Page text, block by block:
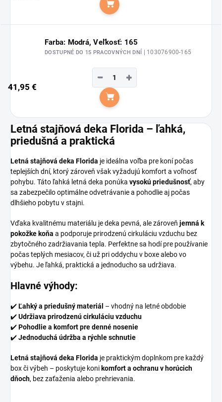
Do košíka
Farba: Modrá, Veľkosť: 165
DOSTUPNÉ DO 15 PRACOVNÝCH DNÍ | 103076900-165
41,95 €
+
−
Do košíka
Letná stajňová deka Florida – ľahká,
priedušná a praktická
Letná stajňová deka Florida je ideálna voľba pre koní počas
teplejších dní, ktorý zároveň však vyžadujú komfort a voľnosť
pohybu. Táto ľahká letná deka ponúka vysokú priedušnosť, aby
sa zabezpečilo optimálne odvetrávanie a pohodlie aj počas
dlhšieho pobytu v stajni.
Vďaka kvalitnému materiálu je deka pevná, ale zároveň jemná k
pokožke koňa a podporuje prirodzenú cirkuláciu vzduchu bez
zbytočného zadržiavania tepla. Perfektne sa hodí pre používanie
počas teplých mesiacov, či už pri oddychu v boxe alebo vo
výbehu. Je ľahká, praktická a jednoducho sa udržiava.
Hlavné výhody:
✔️Ľahký a priedušný materiál – vhodný na letné obdobie
✔️Udržiava prirodzenú cirkuláciu vzduchu
✔️Pohodlie a komfort pre denné nosenie
✔️Jednoduchá údržba a rýchle schnutie
Letná stajňová deka Florida je praktickým doplnkom pre každý
box či výbeh – poskytuje koni komfort a ochranu v horúcich
dňoch, bez zaťaženia alebo prehrievania.